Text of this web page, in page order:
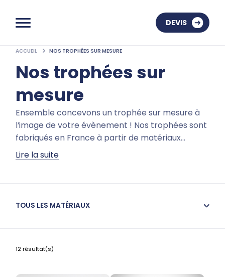
DEVIS
ACCUEIL NOS TROPHÉES SUR MESURE
Nos trophées sur
mesure
Ensemble concevons un trophée sur mesure à
l’image de votre évènement ! Nos trophées sont
fabriqués en France à partir de matériaux...
durables et respectueux de notre
environnement. Les possibilités créatives sont
dessous nos dernières réalisations.
Lire la suite
TOUS LES MATÉRIAUX
12 résultat(s)